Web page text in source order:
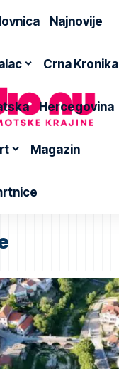
Najnovije
Crna Kronika
Hercegovina
Magazin